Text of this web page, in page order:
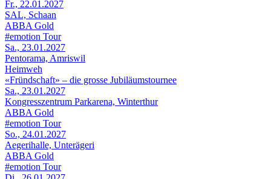
Fr., 22.01.2027
SAL, Schaan
ABBA Gold
#emotion Tour
Sa., 23.01.2027
Pentorama, Amriswil
Heimweh
«Fründschaft» – die grosse Jubiläumstournee
Sa., 23.01.2027
Kongresszentrum Parkarena, Winterthur
ABBA Gold
#emotion Tour
So., 24.01.2027
Aegerihalle, Unterägeri
ABBA Gold
#emotion Tour